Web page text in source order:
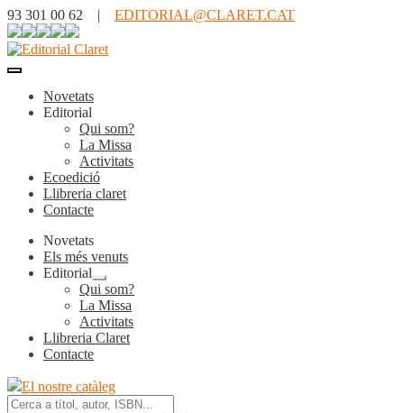
93 301 00 62 | EDITORIAL@CLARET.CAT
Novetats
Editorial
Qui som?
La Missa
Activitats
Ecoedició
Llibreria claret
Contacte
Novetats
Els més venuts
Editorial
Expandeix
el
menú
secundari
Qui som?
La Missa
Activitats
Llibreria Claret
Contacte
El nostre catàleg